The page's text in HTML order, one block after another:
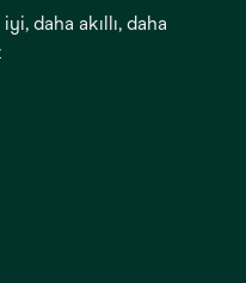
daha akıllı, daha